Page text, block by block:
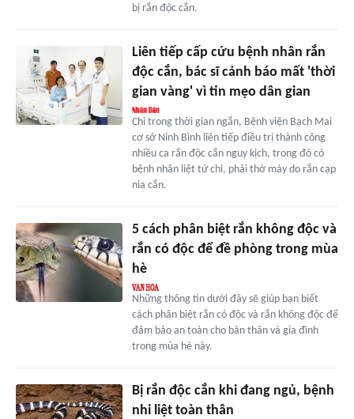
bị rắn độc cắn.
Liên tiếp cấp cứu bệnh nhân rắn
độc cắn, bác sĩ cảnh báo mất 'thời
gian vàng' vì tin mẹo dân gian
Chỉ trong thời gian ngắn, Bệnh viện Bạch Mai
cơ sở Ninh Bình liên tiếp điều trị thành công
nhiều ca rắn độc cắn nguy kịch, trong đó có
bệnh nhân liệt tứ chi, phải thở máy do rắn cạp
nia cắn.
5 cách phân biệt rắn không độc và
rắn có độc để đề phòng trong mùa
hè
Những thông tin dưới đây sẽ giúp bạn biết
cách phân biệt rắn có độc và rắn không độc để
đảm bảo an toàn cho bản thân và gia đình
trong mùa hè này.
Bị rắn độc cắn khi đang ngủ, bệnh
nhi liệt toàn thân